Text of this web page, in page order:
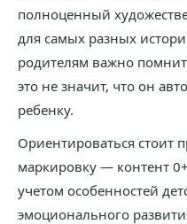
полноценный
для самых разных
родителям важно
это не значит, что он
ребенку.
Ориентироваться стоит
маркировку — контент
учетом особенностей
эмоционального